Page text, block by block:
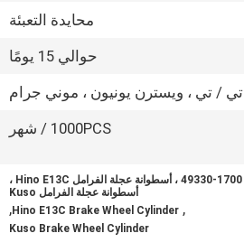
محايدة التعبئة
حوالي 15 يومًا
تي / تي ، ويسترن يونيون ، موني جرام
1000PCS / شهر
49330-1700 ، أسطوانة عجلة الفرامل Hino E13C ،
أسطوانة عجلة الفرامل Kuso
,
Hino E13C Brake Wheel Cylinder
,
Kuso Brake Wheel Cylinder